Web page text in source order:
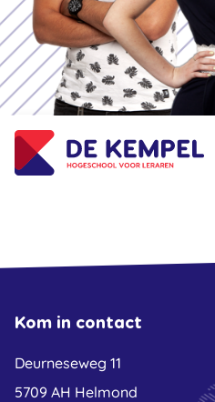
Kom in contact
Deurneseweg 11
5709 AH Helmond